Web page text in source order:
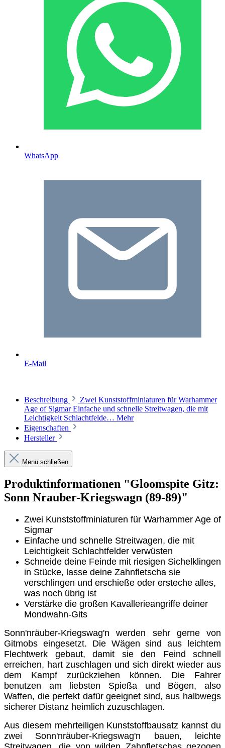
WhatsApp
E-Mail
Beschreibung
Zwei Kunststoffminiaturen für Warhammer
Age of Sigmar Einfache und schnelle Streitwagen, die mit
Leichtigkeit Schlachtfelde… Mehr
Eigenschaften
Hersteller
Menü schließen
Produktinformationen "Gloomspite Gitz:
Sonn Nrauber-Kriegswagn (89-89)"
Zwei Kunststoffminiaturen für Warhammer Age of
Sigmar
Einfache und schnelle Streitwagen, die mit
Leichtigkeit Schlachtfelder verwüsten
Schneide deine Feinde mit riesigen Sichelklingen
in Stücke, lasse deine Zahnfletscha sie
verschlingen und erschieße oder ersteche alles,
was noch übrig ist
Verstärke die großen Kavallerieangriffe deiner
Mondwahn-Gits
Sonn'nräuber-Kriegswag'n werden sehr gerne von
Gitmobs eingesetzt. Die Wägen sind aus leichtem
Flechtwerk gebaut, damit sie den Feind schnell
erreichen, hart zuschlagen und sich direkt wieder aus
dem Kampf zurückziehen können. Die Fahrer
benutzen am liebsten Spießa und Bögen, also
Waffen, die perfekt dafür geeignet sind, aus halbwegs
sicherer Distanz heimlich zuzuschlagen.
Aus diesem mehrteiligen Kunststoffbausatz kannst du
zwei Sonn'nräuber-Kriegswag'n bauen, leichte